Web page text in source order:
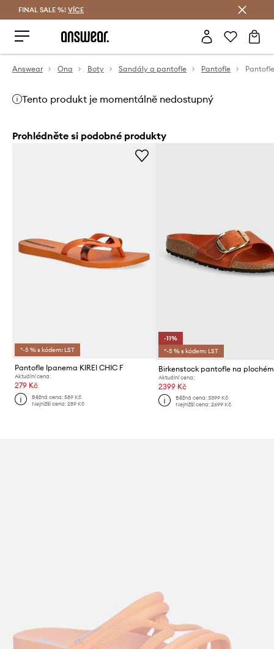
FINAL SALE %! VÍCE
Answear Ona Boty Sandály a pantofle Pantofle
Tento produkt je momentálně nedostupný
Prohlédněte si podobné produkty
*-5 % s kódem: LST
Pantofle Ipanema KIREI CHIC F
Aktuální cena:
279 Kč
Běžná cena:589 Kč
Nejnižší cena:289 Kč
-11%
*-5 % s kódem: LST
Aktuální cena:
2399 Kč
Běžná cena: 3399 Kč
Nejnižší cena: 2699 Kč